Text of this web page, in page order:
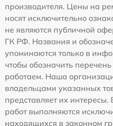
производителя. Цены на
носят исключительно
не являются публичной
ГК РФ. Названия и
упоминаются только в
чтобы обозначить
работаем. Наша
владельцами указанных
представляет их
работ выполняются
находящихся в законном